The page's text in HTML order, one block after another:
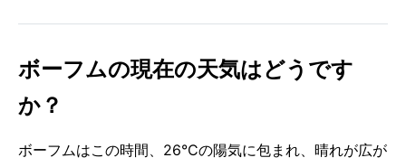
ボーフムの現在の天気はどうです
か？
ボーフムはこの時間、26°Cの陽気に包まれ、晴れが広が